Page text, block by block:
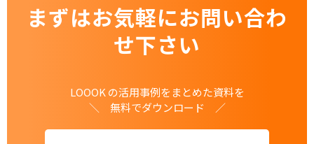
まずはお気軽にお問い合わ
せ下さい
LOOOK の活用事例をまとめた資料を
＼ 無料でダウンロード ／